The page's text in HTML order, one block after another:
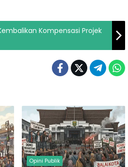
Kompensasi Projek
Opini Publik